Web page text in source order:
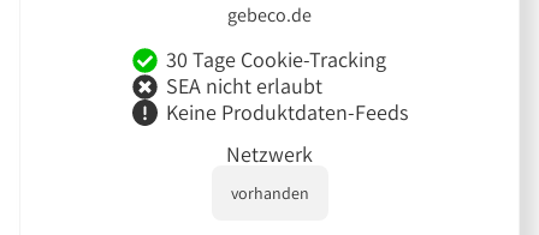
gebeco.de
30 Tage Cookie-Tracking
SEA nicht erlaubt
Keine Produktdaten-Feeds
Netzwerk
vorhanden